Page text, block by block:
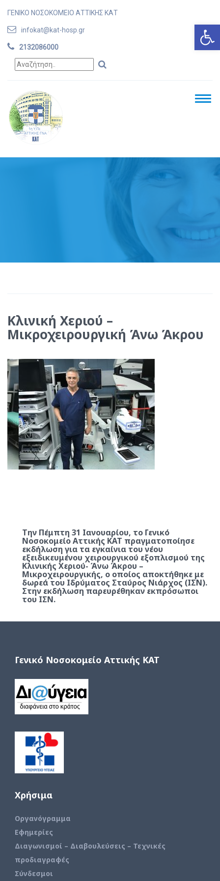
ΓΕΝΙΚΟ ΝΟΣΟΚΟΜΕΙΟ ΑΤΤΙΚΗΣ ΚΑΤ
infokat@kat-hosp.gr
2132086000
Κλινική Χεριού –
Μικροχειρουργική Άνω Άκρου
Την Πέμπτη 31 Ιανουαρίου, το Γενικό
Νοσοκομείο Αττικής ΚΑΤ πραγματοποίησε
εκδήλωση για τα εγκαίνια του νέου
εξειδικευμένου χειρουργικού εξοπλισμού της
Κλινικής Χεριού- Άνω Άκρου –
Μικροχειρουργικής, ο οποίος αποκτήθηκε με
δωρεά του Ιδρύματος Σταύρος Νιάρχος (ΙΣΝ).
Στην εκδήλωση παρευρέθηκαν εκπρόσωποι
του ΙΣΝ.
Γενικό Νοσοκομείο Αττικής ΚΑΤ
Χρήσιμα
Οργανόγραμμα
Εφημερίες
Διαγωνισμοί – Διαβουλεύσεις – Τεχνικές
προδιαγραφές
Σύνδεσμοι